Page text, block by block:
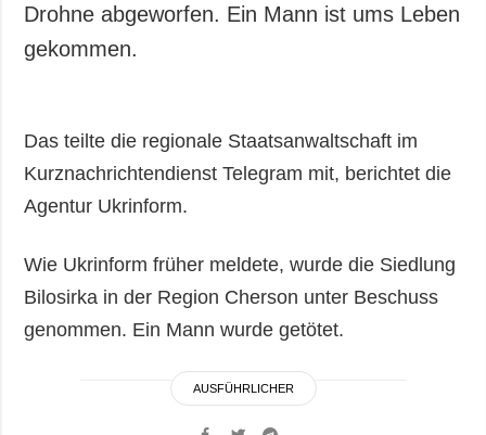
Drohne abgeworfen. Ein Mann ist ums Leben
gekommen.
Das teilte die regionale Staatsanwaltschaft im
Kurznachrichtendienst Telegram mit, berichtet die
Agentur Ukrinform.
Wie Ukrinform früher meldete, wurde die Siedlung
Bilosirka in der Region Cherson unter Beschuss
genommen. Ein Mann wurde getötet.
AUSFÜHRLICHER